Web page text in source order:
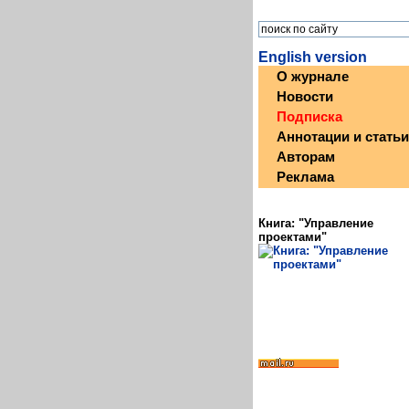
English version
О журнале
Новости
Подписка
Аннотации и статьи
Авторам
Реклама
Книга: "Управление
проектами"